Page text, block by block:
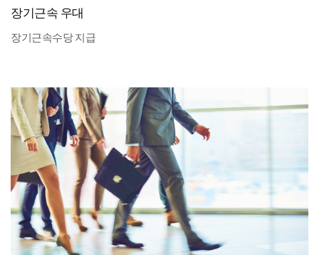
장기근속 우대
장기근속수당 지급